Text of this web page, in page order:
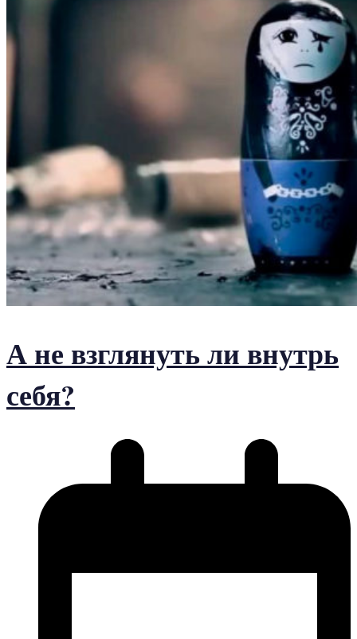
А не взглянуть ли внутрь
себя?